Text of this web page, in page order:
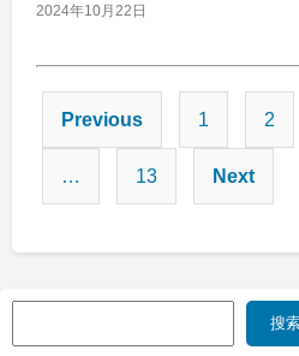
2024年10月22日
文
章
分
页
Previous 1 2
… 13 Next
索
搜